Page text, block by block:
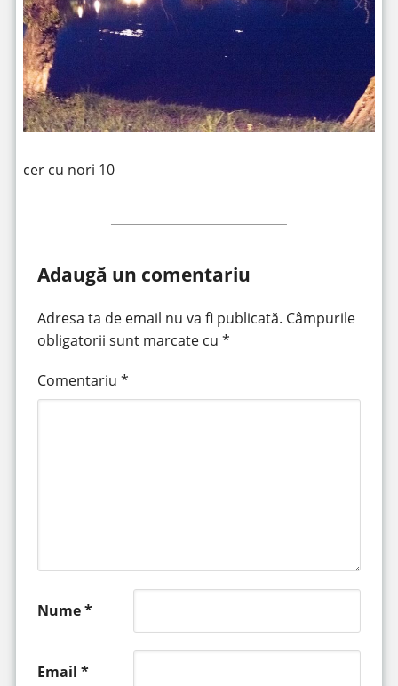
cer cu nori 10
Adaugă un comentariu
Adresa ta de email nu va fi publicată. Câmpurile
obligatorii sunt marcate cu *
Comentariu *
Nume*
Email *